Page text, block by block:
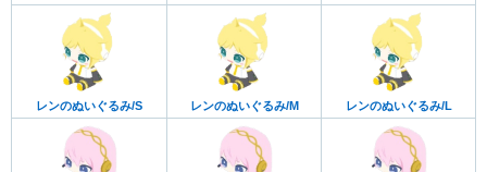
レンのぬいぐるみ/S レンのぬいぐるみ/M レンのぬいぐるみ/L